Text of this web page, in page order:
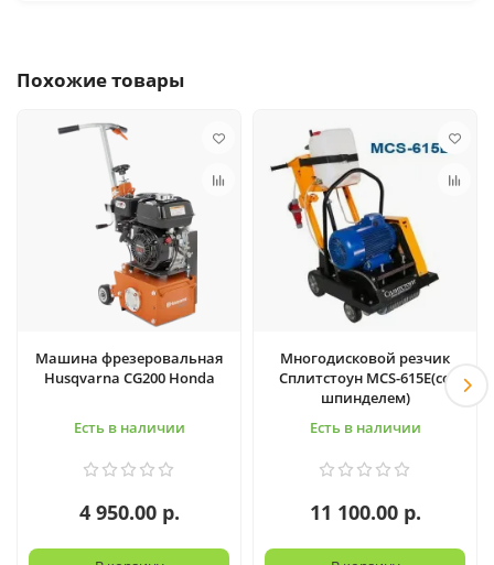
Похожие товары
Машина фрезеровальная
Husqvarna CG200 Honda
Есть в наличии
4 950.00 р.
Многодисковой резчик
Сплитстоун MCS-615Е(со
шпинделем)
Есть в наличии
11 100.00 р.